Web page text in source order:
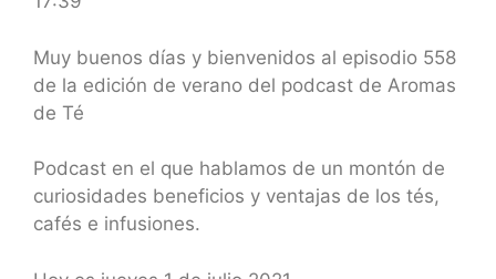
SHARE
LINK
EMBED
Muy buenos días y bienvenidos al episodio 558
de la edición de verano del podcast de Aromas
de Té
Podcast en el que hablamos de un montón de
curiosidades beneficios y ventajas de los tés,
cafés e infusiones.